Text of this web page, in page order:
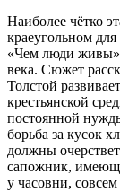
Наиболее чётко
краеугольном
«Чем люди
века. Сюжет
Толстой
крестьянской
постоянной
борьба за кусок
должны
сапожник,
у часовни,